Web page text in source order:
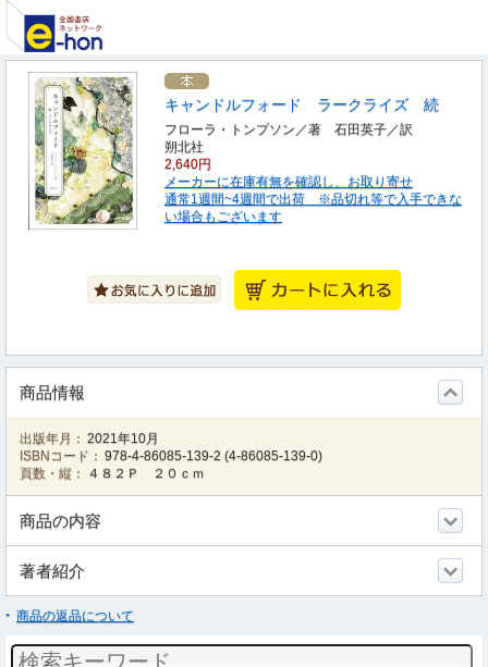
キャンドルフォード ラークライズ 続
フローラ・トンプソン／著 石田英子／訳
朔北社
2,640円
メーカーに在庫有無を確認し、お取り寄せ
通常1週間~4週間で出荷 ※品切れ等で入手できな
い場合もございます
商品情報
出版年月： 2021年10月
ISBNコード： 978-4-86085-139-2 (4-86085-139-0)
頁数・縦：
４８２Ｐ ２０ｃｍ
商品の内容
著者紹介
商品の返品について